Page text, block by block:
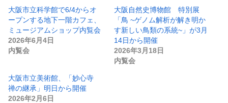
大阪市立科学館で6/4からオ
ープンする地下一階カフェ、
ミュージアムショップ内覧会
2026年6月4日
内覧会
大阪自然史博物館 特別展
「鳥 ~ゲノム解析が解き明か
す新しい鳥類の系統~」が3月
14日から開催
2026年3月18日
内覧会
大阪市立美術館、「妙心寺
禅の継承」明日から開催
2026年2月6日